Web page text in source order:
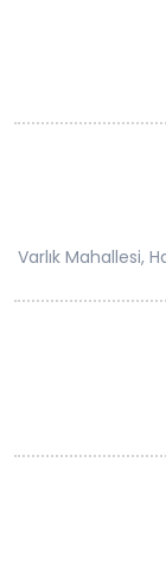
Varlık Mahallesi,